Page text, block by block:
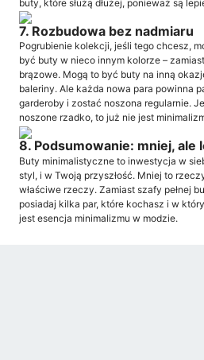
buty, które służą dłużej, ponieważ są
7. Rozbudowa bez nadmiaru
Pogrubienie kolekcji, jeśli tego chcesz,
być buty w nieco innym kolorze –
brązowe. Mogą to być buty na inną
baleriny. Ale każda nowa para powinna
garderoby i zostać noszona regularnie.
noszone rzadko, to już nie jest
8. Podsumowanie: mniej, ale
Buty minimalistyczne to inwestycja w
styl, i w Twoją przyszłość. Mniej to
właściwe rzeczy. Zamiast szafy pełnej
posiadaj kilka par, które kochasz i w
jest esencja minimalizmu w modzie.